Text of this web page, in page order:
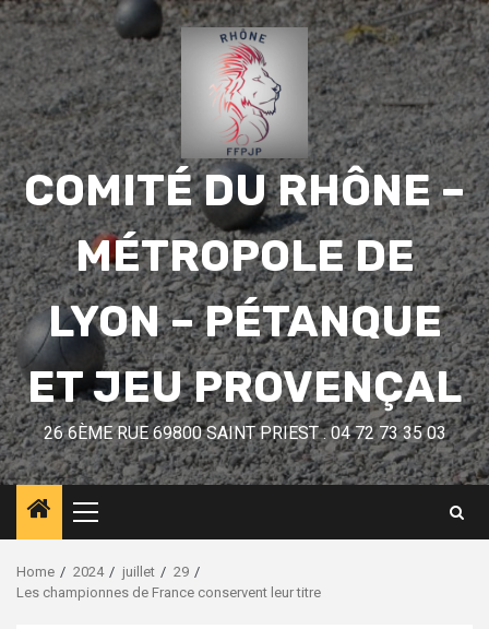
COMITÉ DU RHÔNE –
MÉTROPOLE DE
LYON – PÉTANQUE
ET JEU PROVENÇAL
26 6ÈME RUE 69800 SAINT PRIEST . 04 72 73 35 03
Home 2024 juillet
29
Les championnes de France conservent leur titre